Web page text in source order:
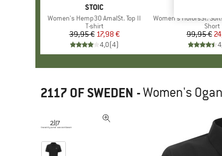
MARQUE
STOIC
Article
Women's Hemp30 AmalSt. Top II
Product group
T-shirt
Prix
39,95 €Prix réduit
17,98 €
4,0(4)
Article
Women's HoforsSt.
Short
99,95 €
2117 OF SWEDEN -Women's